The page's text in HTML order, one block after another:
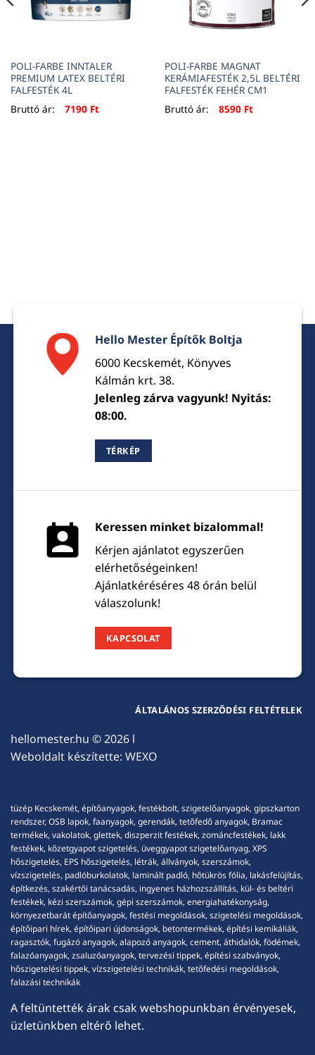
POLI-FARBE INNTALER
PREMIUM LATEX BELTÉRI
FALFESTÉK 4L
Bruttó ár:
7190 Ft
POLI-FARBE MAGNAT
KERÁMIAFESTÉK 2,5L BELTÉRI
FALFESTÉK FEHÉR CM1
Bruttó ár:
8590 Ft
Hello Mester Építők Boltja
6000 Kecskemét, Könyves
Kálmán krt. 38.
Jelenleg zárva vagyunk! Nyitás:
08:00.
TÉRKÉP
Keressen minket bizalommal!
Kérjen ajánlatot egyszerűen
elérhetőségeinken!
Ajánlatkéréséres 48 órán belül
válaszolunk!
KAPCSOLAT
hellomester.hu © 2026 l
Weboldalt készítette: WEXO
ÁLTALÁNOS SZERZŐDÉSI FELTÉTELEK
tüzép Kecskemét, építőanyagok, festékbolt, szigetelőanyagok, gipszkarton
rendszer, OSB lapok, faanyagok, gerendák, tetőfedő anyagok, Bramac
termékek, vakolatok, glettek, diszperzit festékek, zománcfestékek, lakk
festékek, kőzetgyapot szigetelés, üveggyapot szigetelőanyag, XPS
hőszigetelés, EPS hőszigetelés, létrák, állványok, szerszámok,
vízszigetelés, padlóburkolatok, laminált padló, hőtükrös fólia, lakásfelújítás,
építkezés, szakértői tanácsadás, ingyenes házhozszállítás, kül- és beltéri
festékek, kézi szerszámok, gépi szerszámok, energiahatékonyság,
környezetbarát építőanyagok, festési megoldások, szigetelési megoldások,
építőipari hírek, építőipari újdonságok, betontermékek, építési kemikáliák,
ragasztók, fugázó anyagok, alapozó anyagok, cement, áthidalók, födémek,
falazóanyagok, zsaluzóanyagok, tervezési tippek, építési szabványok,
hőszigetelési tippek, vízszigetelési technikák, tetőfedési megoldások,
falazási technikák
A feltüntették árak csak webshopunkban érvényesek,
üzletünkben eltérő lehet.